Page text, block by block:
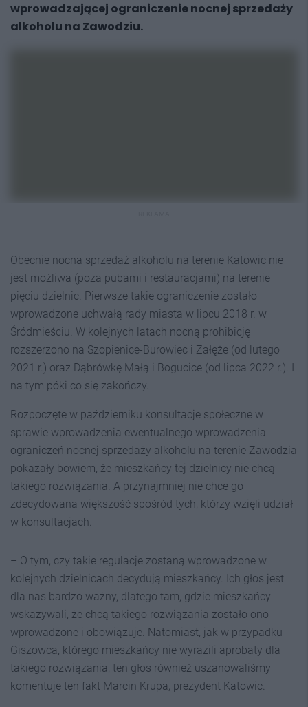
wprowadzającej ograniczenie nocnej sprzedaży
alkoholu na Zawodziu.
Obecnie nocna sprzedaż alkoholu na terenie Katowic nie
jest możliwa (poza pubami i restauracjami) na terenie
pięciu dzielnic. Pierwsze takie ograniczenie zostało
wprowadzone uchwałą rady miasta w lipcu 2018 r. w
Śródmieściu. W kolejnych latach nocną prohibicję
rozszerzono na Szopienice-Burowiec i Załęże (od lutego
2021 r.) oraz Dąbrówkę Małą i Bogucice (od lipca 2022 r.). I
na tym póki co się zakończy.
Rozpoczęte w październiku konsultacje społeczne w
sprawie wprowadzenia ewentualnego wprowadzenia
ograniczeń nocnej sprzedaży alkoholu na terenie Zawodzia
pokazały bowiem, że mieszkańcy tej dzielnicy nie chcą
takiego rozwiązania. A przynajmniej nie chce go
zdecydowana większość spośród tych, którzy wzięli udział
w konsultacjach.
– O tym, czy takie regulacje zostaną wprowadzone w
kolejnych dzielnicach decydują mieszkańcy. Ich głos jest
dla nas bardzo ważny, dlatego tam, gdzie mieszkańcy
wskazywali, że chcą takiego rozwiązania zostało ono
wprowadzone i obowiązuje. Natomiast, jak w przypadku
Giszowca, którego mieszkańcy nie wyrazili aprobaty dla
takiego rozwiązania, ten głos również uszanowaliśmy –
komentuje ten fakt Marcin Krupa, prezydent Katowic.